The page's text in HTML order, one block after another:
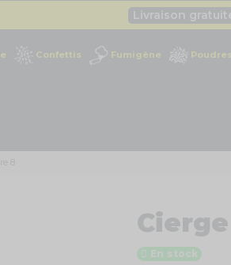
Besoin d'un devis
Livraison gratuite
Confettis Fumigène
8
En stock